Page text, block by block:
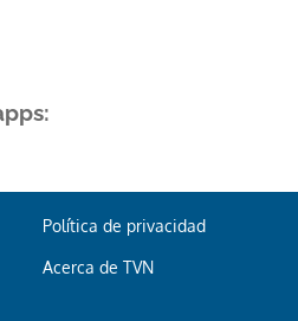
Política de privacidad
Acerca de TVN